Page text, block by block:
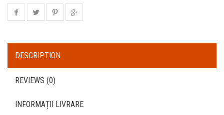
DESCRIPTION
REVIEWS (0)
INFORMAȚII LIVRARE